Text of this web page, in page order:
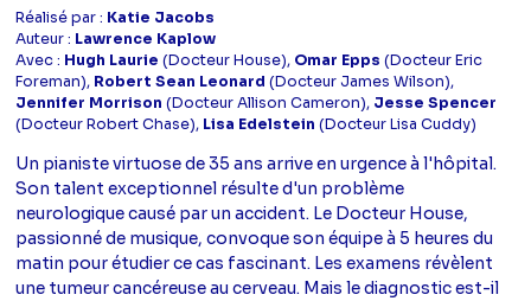
Réalisé par : Katie Jacobs
Auteur : Lawrence Kaplow
Avec : Hugh Laurie (Docteur House), Omar Epps (Docteur Eric
Foreman), Robert Sean Leonard (Docteur James Wilson),
Jennifer Morrison (Docteur Allison Cameron), Jesse Spencer
(Docteur Robert Chase), Lisa Edelstein (Docteur Lisa Cuddy)
Un pianiste virtuose de 35 ans arrive en urgence à l'hôpital.
Son talent exceptionnel résulte d'un problème
neurologique causé par un accident. Le Docteur House,
passionné de musique, convoque son équipe à 5 heures du
matin pour étudier ce cas fascinant. Les examens révèlent
une tumeur cancéreuse au cerveau. Mais le diagnostic est-il